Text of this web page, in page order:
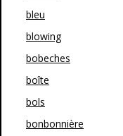
bleu
blowing
bobeches
boîte
bols
bonbonnière